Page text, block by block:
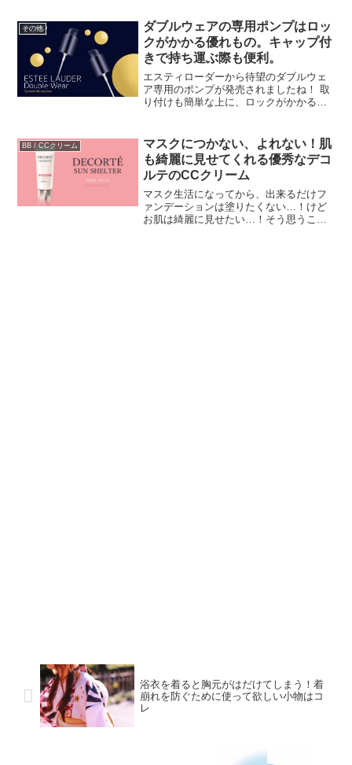
系をお探しの方でしたらしっくりハマる
色だと思います...
その他
ダブルウェアの専用ポンプはロッ
クがかかる優れもの。キャップ付
きで持ち運ぶ際も便利。
エスティローダーから待望のダブルウェ
ア専用のポンプが発売されましたね！ 取
り付けも簡単な上に、ロックがかかる仕
本家本元のポンプだと、統一感が出て見
た目もよりお洒落に感...
BB / CCクリーム
マスクにつかない、よれない！肌
も綺麗に見せてくれる優秀なデコ
ルテのCCクリーム
マスク生活になってから、出来るだけフ
ァンデーションは塗りたくない…！けど
お肌は綺麗に見せたい…！そう思うこと
浴衣を着ると胸元がはだけてしまう！着
崩れを防ぐために使って欲しい小物はコ
レ